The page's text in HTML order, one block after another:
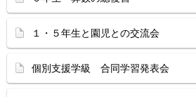
１・５年生と園児との交流会
個別支援学級 合同学習発表会